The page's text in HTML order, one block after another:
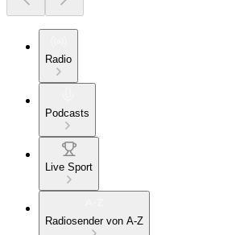
Radio
Podcasts
Live Sport
Radiosender von A-Z